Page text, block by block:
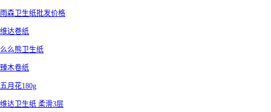
雨森卫生纸批发价格
维达巻纸
么么熊卫生纸
臻木卷纸
五月花180g
维达卫生纸 柔滑3层